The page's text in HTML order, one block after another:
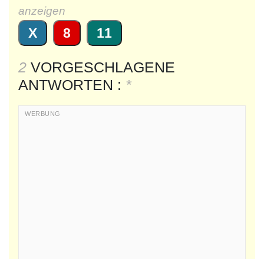
anzeigen
X 8 11
2 VORGESCHLAGENE
ANTWORTEN : *